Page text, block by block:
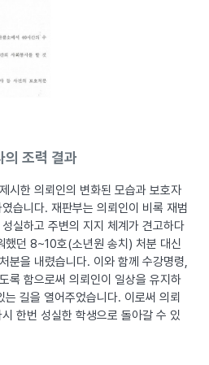
의 조력 결과
시한 의뢰인의 변화된 모습과 보호자
습니다. 재판부는 의뢰인이 비록 재범
실하고 주변의 지지 체계가 견고하다
했던 8~10호(소년원 송치) 처분 대신
분을 내렸습니다. 이와 함께 수강명령,
록 함으로써 의뢰인이 일상을 유지하
길을 열어주었습니다. 이로써 의뢰
한번 성실한 학생으로 돌아갈 수 있